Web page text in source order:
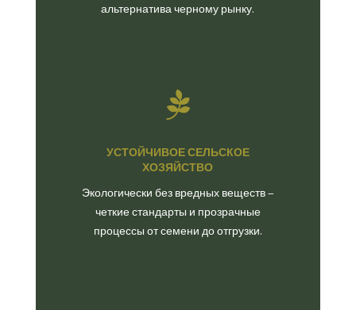
альтернатива черному рынку.

УСТОЙЧИВОЕ СЕЛЬСКОЕ
ХОЗЯЙСТВО
Экологически без вредных веществ –
четкие стандарты и прозрачные
процессы от семени до отгрузки.